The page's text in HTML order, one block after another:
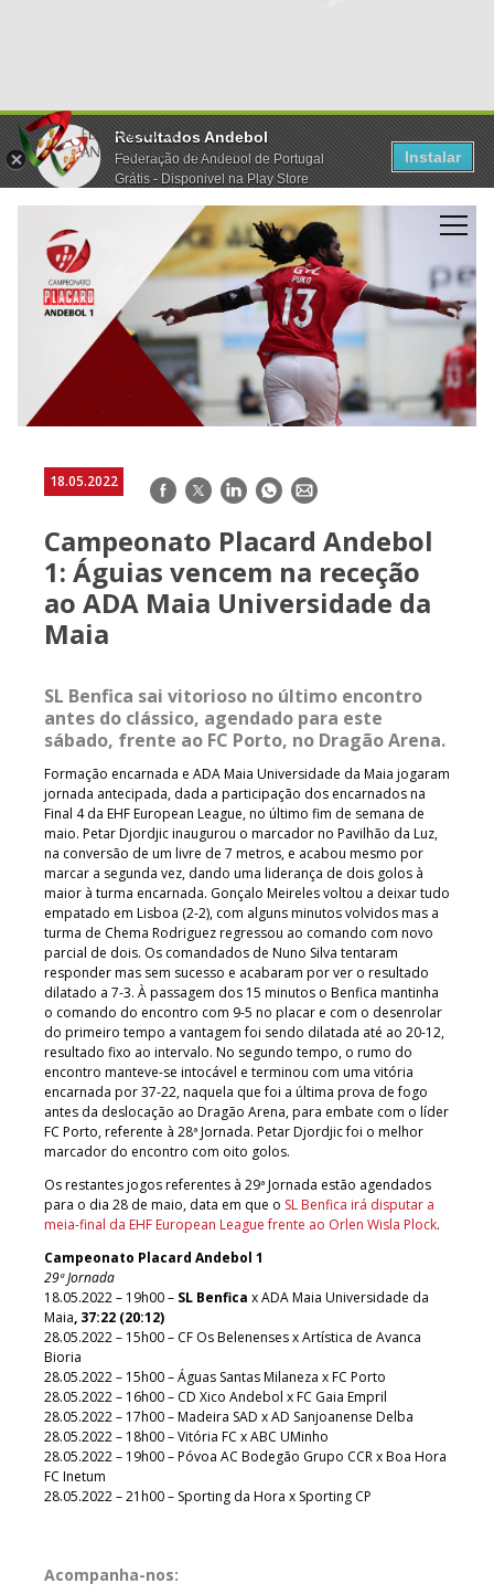
Resultados Andebol
Federação de Andebol de Portugal
Grátis - Disponivel na Play Store
Instalar
18.05.2022 Facebook
TwitterLinkedInWhatsApp
E-
Campeonato Placard Andebol
1: Águias vencem na receção
ao ADA Maia Universidade da
Maia
SL Benfica sai vitorioso no último encontro
antes do clássico, agendado para este
sábado, frente ao FC Porto, no Dragão Arena.
Formação encarnada e ADA Maia Universidade da Maia jogaram
jornada antecipada, dada a participação dos encarnados na
Final 4 da EHF European League, no último fim de semana de
maio. Petar Djordjic inaugurou o marcador no Pavilhão da Luz,
na conversão de um livre de 7 metros, e acabou mesmo por
marcar a segunda vez, dando uma liderança de dois golos à
maior à turma encarnada. Gonçalo Meireles voltou a deixar tudo
empatado em Lisboa (2-2), com alguns minutos volvidos mas a
turma de Chema Rodriguez regressou ao comando com novo
parcial de dois. Os comandados de Nuno Silva tentaram
responder mas sem sucesso e acabaram por ver o resultado
dilatado a 7-3. À passagem dos 15 minutos o Benfica mantinha
o comando do encontro com 9-5 no placar e com o desenrolar
do primeiro tempo a vantagem foi sendo dilatada até ao 20-12,
resultado fixo ao intervalo. No segundo tempo, o rumo do
encontro manteve-se intocável e terminou com uma vitória
encarnada por 37-22, naquela que foi a última prova de fogo
antes da deslocação ao Dragão Arena, para embate com o líder
FC Porto, referente à 28ª Jornada. Petar Djordjic foi o melhor
marcador do encontro com oito golos.
Os restantes jogos referentes à 29ª Jornada estão agendados
para o dia 28 de maio, data em que o SL Benfica irá disputar a
meia-final da EHF European League frente ao Orlen Wisla Plock.
Campeonato Placard Andebol 1
29ª Jornada
18.05.2022 – 19h00 – SL Benfica x ADA Maia Universidade da
Maia, 37:22 (20:12)
28.05.2022 – 15h00 – CF Os Belenenses x Artística de Avanca
Bioria
28.05.2022 – 15h00 – Águas Santas Milaneza x FC Porto
28.05.2022 – 16h00 – CD Xico Andebol x FC Gaia Empril
28.05.2022 – 17h00 – Madeira SAD x AD Sanjoanense Delba
28.05.2022 – 18h00 – Vitória FC x ABC UMinho
28.05.2022 – 19h00 – Póvoa AC Bodegão Grupo CCR x Boa Hora
FC Inetum
28.05.2022 – 21h00 – Sporting da Hora x Sporting CP
Acompanha-nos: